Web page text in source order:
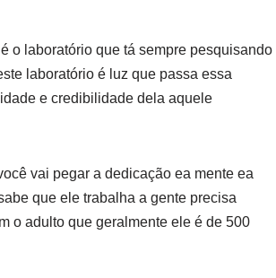
o laboratório que tá sempre pesquisando
laboratório é luz que passa essa
e credibilidade dela aquele
vai pegar a dedicação ea mente ea
que ele trabalha a gente precisa
o adulto que geralmente ele é de 500